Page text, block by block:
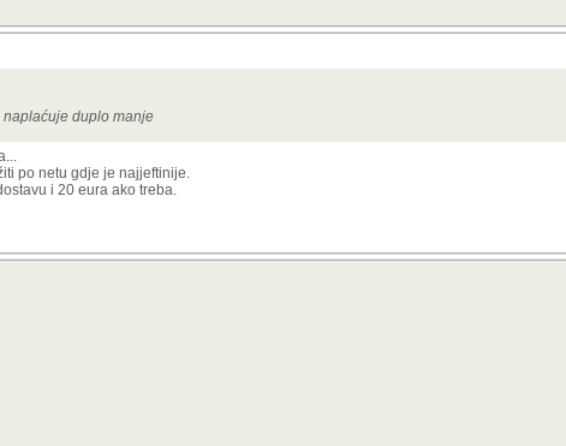
naplaćuje duplo manje
po netu gdje je najjeftinije.
i 20 eura ako treba.